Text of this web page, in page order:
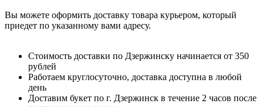
Вы можете оформить доставку товара курьером, который
приедет по указанному вами адресу.
Стоимость доставки по Дзержинску начинается от 350
рублей
Работаем круглосуточно, доставка доступна в любой
день
Доставим букет по г. Дзержинск в течение 2 часов после